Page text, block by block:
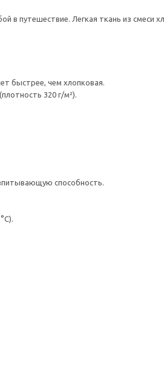
в путешествие. Легкая ткань из
быстрее, чем хлопковая.
320 г/м²).
способность.